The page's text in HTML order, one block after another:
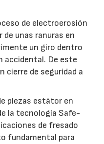
de electroerosión
unas ranuras en
un giro dentro
accidental. De este
cierre de seguridad a
piezas estátor en
la tecnología Safe-
de fresado
fundamental para